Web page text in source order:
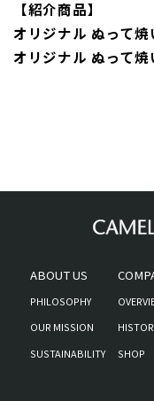
【紹介商品】
オリジナル ぬって
オリジナル ぬって
ABOUT US
PHILOSOPHY
OUR MISSION
SUSTAINABILITY
SHOP